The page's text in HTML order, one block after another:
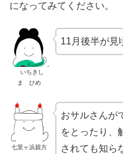
になってみてください。
いちきし
ま ひめ
11月後半が見
七里ヶ浜親方
おサルさんが
をとったり、
されても知ら